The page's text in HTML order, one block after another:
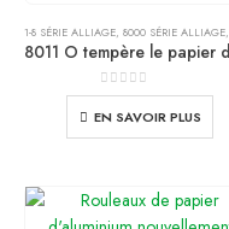
1-8 SÉRIE ALLIAGE, 8000 SÉRIE ALLIAGE,
0de 5
EN SAVOIR PLUS